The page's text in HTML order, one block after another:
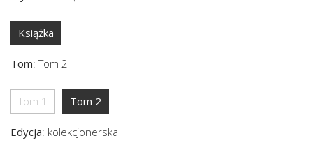
oceny klienta
Książka
Tom: Tom 2
Tom 1 Tom 2
Edycja: kolekcjonerska